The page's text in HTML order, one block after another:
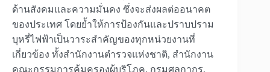
ด้านสังคมและความมั่นคง ซึ่งจะส่งผลต่ออนาคต
ของประเทศ โดยย้ำให้การป้องกันและปราบปราม
บุหรี่ไฟฟ้าเป็นวาระสำคัญของทุกหน่วยงานที่
เกี่ยวข้อง ทั้งสำนักงานตำรวจแห่งชาติ, สำนักงาน
คณะกรรมการคุ้มครองผู้บริโภค, กรมศุลกากร,